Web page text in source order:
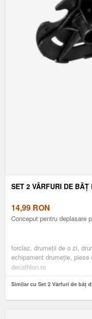
SET 2 VÂRFURI DE
14,99 RON
Conceput pentru deplasare
forclaz, drumeţii de o zi,
echipament drumeție,
decathlon.ro
Similar cu Set 2 Vârfuri de băț